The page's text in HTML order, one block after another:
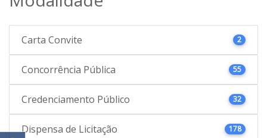
Carta Convite 2
Concorrência Pública 55
Credenciamento Público 32
Dispensa de Licitação 178